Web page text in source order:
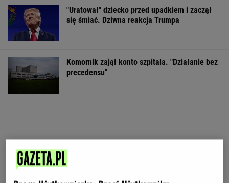
"Uratował" dziecko przed upadkiem i zaczął
się śmiać. Dziwna reakcja Trumpa
Komornik zajął konto szpitala. "Działanie bez
precedensu"